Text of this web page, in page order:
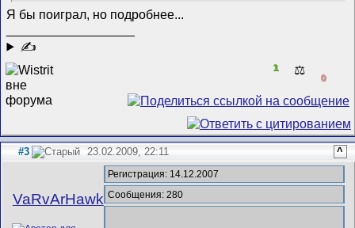
Я бы поиграл, но подробнее...
✍
1 ⚖️
0
#3 23.02.2009, 22:11 ^
VaRvArHawk
Регистрация: 14.12.2007
Сообщения: 280